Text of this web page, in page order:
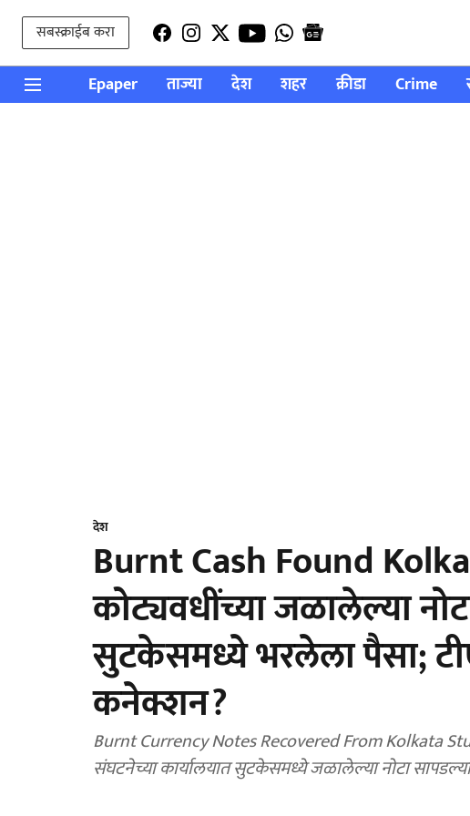
सबस्क्राईब करा
Epaper ताज्या देश शहर क्रीडा Crime
देश
Burnt Cash Found
कोट्यवधींच्या जळालेल्या
सुटकेसमध्ये भरलेला पैसा;
कनेक्शन?
Burnt Currency Notes Recovered From Kolkata
संघटनेच्या कार्यालयात सुटकेसमध्ये जळालेल्या नोटा